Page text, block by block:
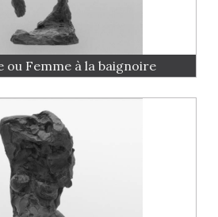
ou Femme à la baignoire